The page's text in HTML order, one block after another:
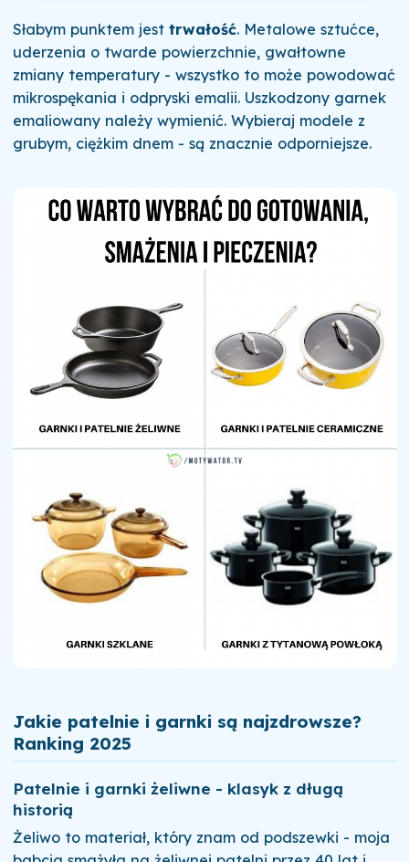
Słabym punktem jest trwałość. Metalowe sztućce,
uderzenia o twarde powierzchnie, gwałtowne
zmiany temperatury - wszystko to może powodować
mikrospękania i odpryski emalii. Uszkodzony garnek
emaliowany należy wymienić. Wybieraj modele z
grubym, ciężkim dnem - są znacznie odporniejsze.
Jakie patelnie i garnki są najzdrowsze?
Ranking 2025
Patelnie i garnki żeliwne - klasyk z długą
historią
Żeliwo to materiał, który znam od podszewki - moja